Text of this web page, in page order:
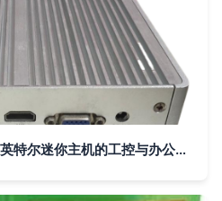
四代酷睿到奔腾新星 探究英特尔迷你主机的工控与办公应用